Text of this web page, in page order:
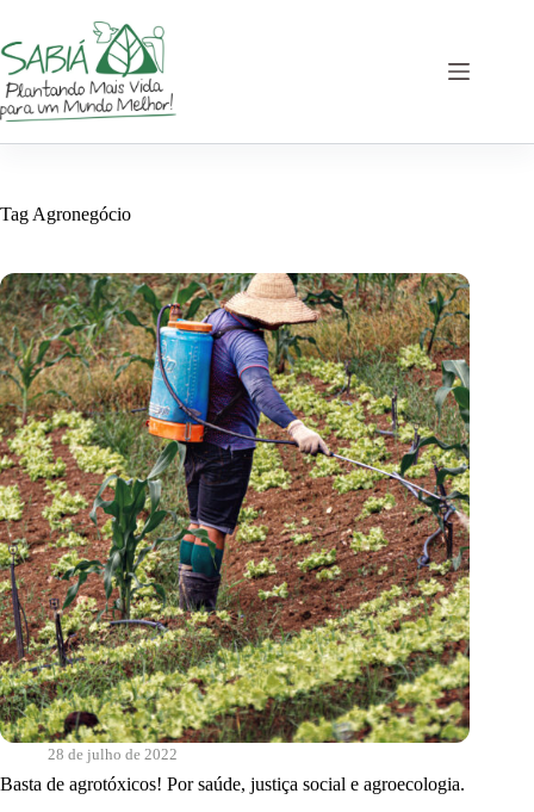
o
conteúdo
Tag Agronegócio
28 de julho de 2022
Basta de agrotóxicos! Por saúde, justiça social e agroecologia.